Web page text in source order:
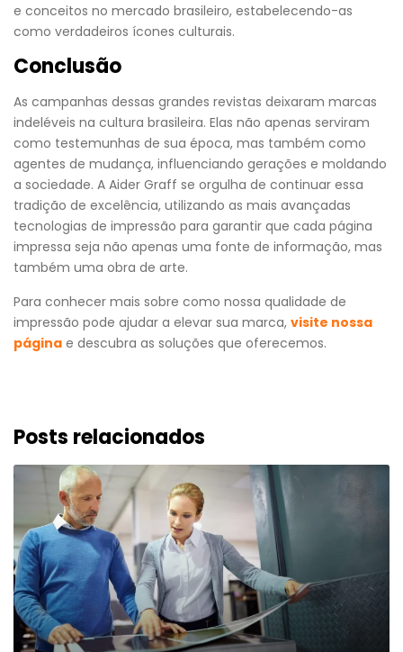
e conceitos no mercado brasileiro, estabelecendo-as
como verdadeiros ícones culturais.
Conclusão
As campanhas dessas grandes revistas deixaram marcas
indeléveis na cultura brasileira. Elas não apenas serviram
como testemunhas de sua época, mas também como
agentes de mudança, influenciando gerações e moldando
a sociedade. A Aider Graff se orgulha de continuar essa
tradição de excelência, utilizando as mais avançadas
tecnologias de impressão para garantir que cada página
impressa seja não apenas uma fonte de informação, mas
também uma obra de arte.
Para conhecer mais sobre como nossa qualidade de
impressão pode ajudar a elevar sua marca, visite nossa
página e descubra as soluções que oferecemos.
Posts relacionados